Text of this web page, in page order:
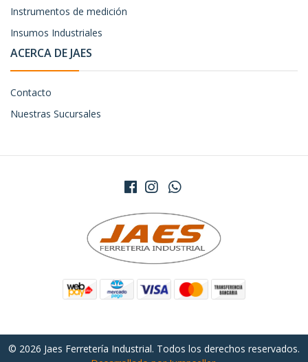
Instrumentos de medición
Insumos Industriales
ACERCA DE JAES
Contacto
Nuestras Sucursales
© 2026 Jaes Ferretería Industrial. Todos los derechos reservados.